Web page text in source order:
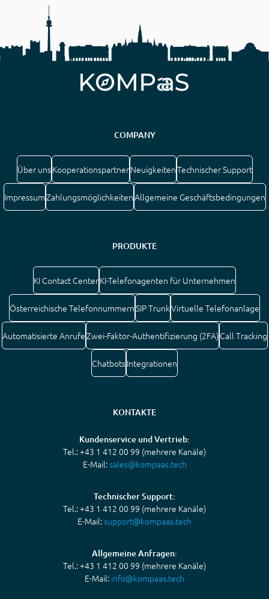
COMPANY
Über unsKooperationspartnerNeuigkeitenTechnischer Support
ImpressumZahlungsmöglichkeitenAllgemeine Geschäftsbedingungen
PRODUKTE
KI Contact CenterKI-Telefonagenten für Unternehmen
Österreichische TelefonnummernSIP TrunkVirtuelle Telefonanlage
Automatisierte AnrufeZwei-Faktor-Authentifizierung (2FA)Call Tracking
ChatbotsIntegrationen
KONTAKTE
Kundenservice und Vertrieb:
Tel.: +43 1 412 00 99 (mehrere Kanäle)
E-Mail:sales@kompaas.tech
Technischer Support:
Tel.: +43 1 412 00 99 (mehrere Kanäle)
E-Mail:support@kompaas.tech
Allgemeine Anfragen:
Tel.: +43 1 412 00 99 (mehrere Kanäle)
E-Mail: info@kompaas.tech